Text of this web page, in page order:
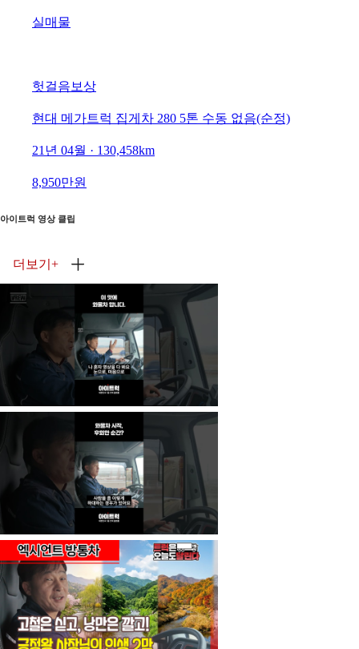
실매물
헛걸음보상
현대 메가트럭 집게차 280 5톤 수동 없음(순정)
21년 04월 · 130,458km
8,950만원
아이트럭 영상 클립
더보기 +